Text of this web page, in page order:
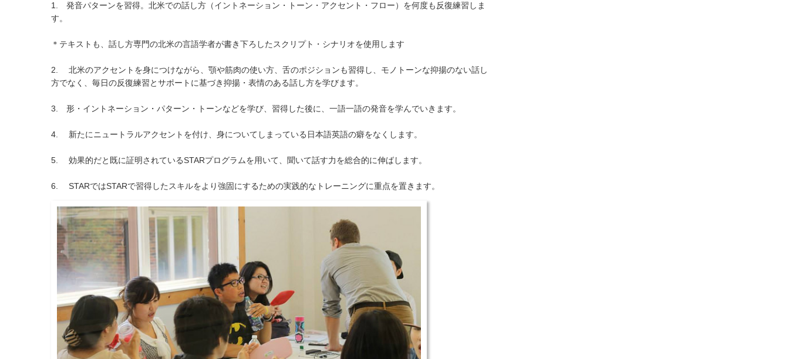
1. 発音パターンを習得。北米での話し方（イントネーション・トーン・アクセント・フロー）を何度も反復練習しま
す。
＊テキストも、話し方専門の北米の言語学者が書き下ろしたスクリプト・シナリオを使用します
2. 北米のアクセントを身につけながら、顎や筋肉の使い方、舌のポジションも習得し、モノトーンな抑揚のない話し
方でなく、毎日の反復練習とサポートに基づき抑揚・表情のある話し方を学びます。
3. 形・イントネーション・パターン・トーンなどを学び、習得した後に、一語一語の発音を学んでいきます。
4. 新たにニュートラルアクセントを付け、身についてしまっている日本語英語の癖をなくします。
5. 効果的だと既に証明されているSTARプログラムを用いて、聞いて話す力を総合的に伸ばします。
6. STARではSTARで習得したスキルをより強固にするための実践的なトレーニングに重点を置きます。